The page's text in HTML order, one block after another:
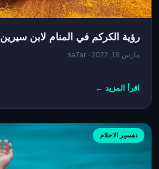
رؤية الكركم في المنام لابن سيرين
مارس 19, 2022 · sa7ar
اقرأ المزيد ←
تفسير الاحلام